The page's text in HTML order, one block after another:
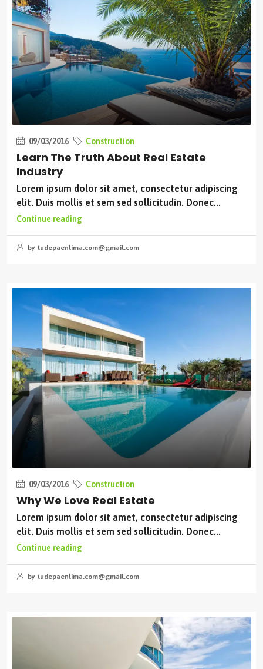
09/03/2016 Construction
Learn The Truth About Real Estate
Industry
Lorem ipsum dolor sit amet, consectetur adipiscing
elit. Duis mollis et sem sed sollicitudin. Donec...
Continue reading
by tudepaenlima.com@gmail.com
09/03/2016 Construction
Why We Love Real Estate
Lorem ipsum dolor sit amet, consectetur adipiscing
elit. Duis mollis et sem sed sollicitudin. Donec...
Continue reading
by tudepaenlima.com@gmail.com